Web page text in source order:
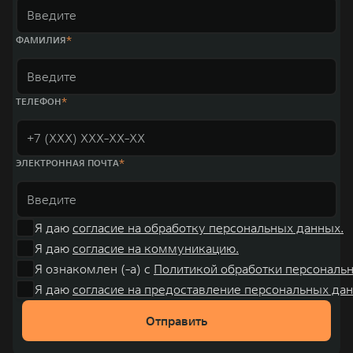
ФАМИЛИЯ
ТЕЛЕФОН
ЭЛЕКТРОННАЯ ПОЧТА
Я даю согласие на обработку персональных данных.
Я даю согласие на коммуникацию.
Я ознакомлен (-а) с Политикой обработки
Я даю согласие на предоставление персональных
Отправить